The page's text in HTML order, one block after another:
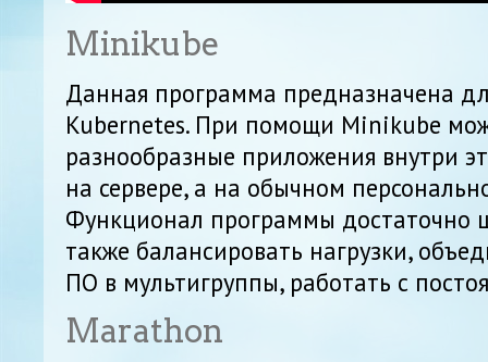
Minikube
Данная программа предназначена
Kubernetes. При помощи Minikube
разнообразные приложения внутри
на сервере, а на обычном
Функционал программы достаточно
также балансировать нагрузки,
ПО в мультигруппы, работать с
Marathon